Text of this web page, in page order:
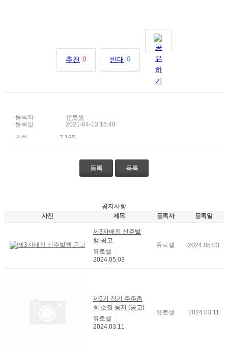
추천 0 반대 0
등록자
유로셀
등록일
2021-04-13 16:48
조회
7,185
등록 목록
공지사항
사진
제목 등록자 등록일
제3자배정 신주발
행 공고
유로셀
2024.05.03
유로셀 2024.05.03
제6기 정기 주주총
회 소집 통지 (공고)
유로셀
2024.03.11
유로셀 2024.03.11